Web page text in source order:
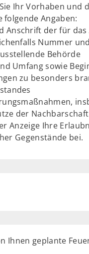
Ihr Vorhaben und
folgende Angaben:
Anschrift der für
Nummer
Behörde
Umfang sowie
zu besonders
der
Anzeige Ihre
Gegenstände bei.
Ihnen geplante